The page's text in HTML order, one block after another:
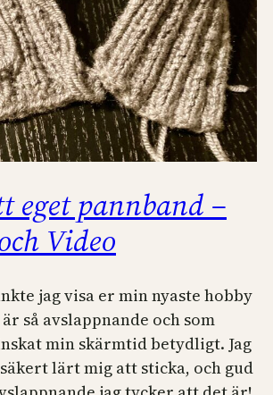
eget pannband –
Video
jag visa er min nyaste hobby
så avslappnande och som
min skärmtid betydligt. Jag
lärt mig att sticka, och gud